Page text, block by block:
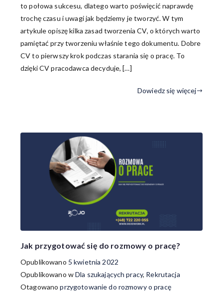
to połowa sukcesu, dlatego warto poświęcić naprawdę
trochę czasu i uwagi jak będziemy je tworzyć. W tym
artykule opiszę kilka zasad tworzenia CV, o których warto
pamiętać przy tworzeniu właśnie tego dokumentu. Dobre
CV to pierwszy krok podczas starania się o pracę. To
dzięki CV pracodawca decyduje, […]
Dowiedz się więcej
Jak przygotować się do rozmowy o pracę?
Opublikowano 5 kwietnia 2022
Opublikowano wDla szukających pracy, Rekrutacja
Otagowanoprzygotowanie do rozmowy o pracę